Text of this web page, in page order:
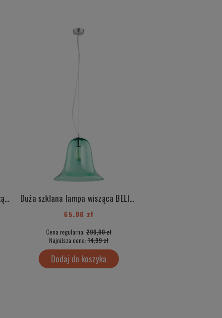
Duża szklana różowa lampa wisząca BELIZE 3714 Duża szklana lampa wisząca BELIZE 3713
65,00 zł
Cena regularna:299,00 zł
Najniższa cena:14,99 zł
Dodaj do koszyka